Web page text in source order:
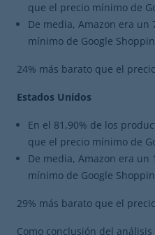
que el precio mínimo de
De media, Amazon era
mínimo de Google
24% más barato que el
Estados Unidos
En el 81,90% de los
que el precio mínimo de
De media, Amazon era
mínimo de Google
29% más barato que el
Como conclusión del